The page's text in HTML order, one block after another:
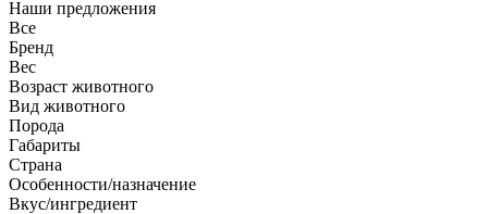
Наши предложения
Все
Бренд
Вес
Возраст животного
Вид животного
Порода
Габариты
Страна
Особенности/назначение
Вкус/ингредиент